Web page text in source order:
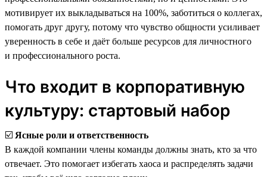
мотивирует их выкладываться на 100%, заботиться о коллегах,
помогать друг другу, потому что чувство общности усиливает
уверенность в себе и даёт больше ресурсов для личностного
и профессионального роста.
Что входит в корпоративную
культуру: стартовый набор
☑️ Ясные роли и ответственность
В каждой компании члены команды должны знать, кто за что
отвечает. Это помогает избегать хаоса и распределять задачи